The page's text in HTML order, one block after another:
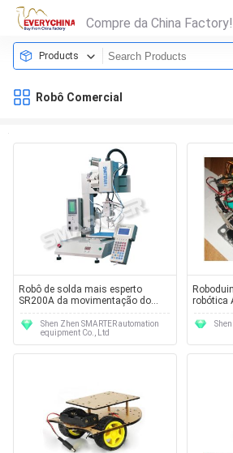
Compre da China Factory!
Products
Robô Comercial
Robô de solda mais esperto
SR200A da movimentação do
servo motor micro com sistema
de controlo inteligente
Shen Zhen SMARTER automation
equipment Co., Ltd
robótica